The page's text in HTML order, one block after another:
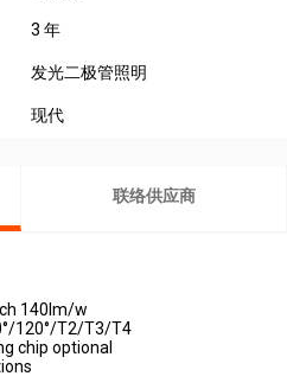
3 年
发光二极管照明
现代
联络供应商
140lm/w
120°/T2/T3/T4
chip optional